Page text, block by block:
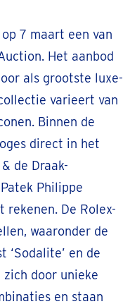
7 maart een van
Het aanbod
als grootste luxe-
varieert van
Binnen de
direct in het
de Draak-
Philippe
rekenen. De Rolex-
waaronder de
‘Sodalite’ en de
zich door unieke
en staan